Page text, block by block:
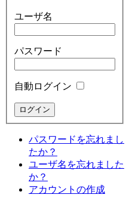
ユーザ名
パスワード
自動ログイン
パスワードを忘れまし
たか？
ユーザ名を忘れました
か？
アカウントの作成